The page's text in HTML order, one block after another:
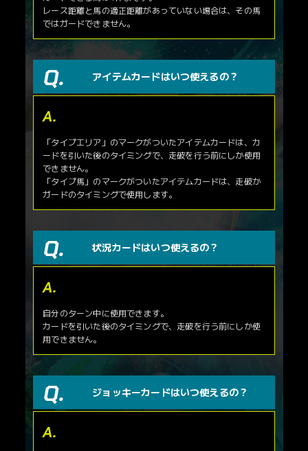
レース距離と馬の適正距離があっていない場合は、その馬
ではガードできません。
アイテムカードはいつ使えるの？
「タイプエリア」のマークがついたアイテムカードは、カ
ードを引いた後のタイミングで、走破を行う前にしか使用
できません。
「タイプ馬」のマークがついたアイテムカードは、走破か
ガードのタイミングで使用します。
状況カードはいつ使えるの？
自分のターン中に使用できます。
カードを引いた後のタイミングで、走破を行う前にしか使
用できません。
ジョッキーカードはいつ使えるの？